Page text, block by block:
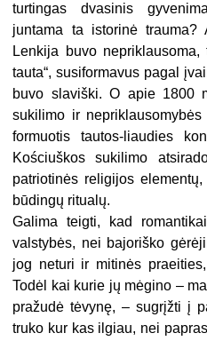
turtingas dvasinis
juntama ta istorinė trauma?
Lenkija buvo nepriklausoma,
tauta“, susiformavus pagal
buvo slaviški. O apie 1800
sukilimo ir
formuotis tautos-liaudies
Kościuškos sukilimo
patriotinės religijos
būdingų ritualų.
Galima teigti, kad
valstybės, nei bajoriško
jog neturi ir mitinės
Todėl kai kurie jų mėgino –
pražudė tėvynę, – sugrįžti į
truko kur kas ilgiau, nei